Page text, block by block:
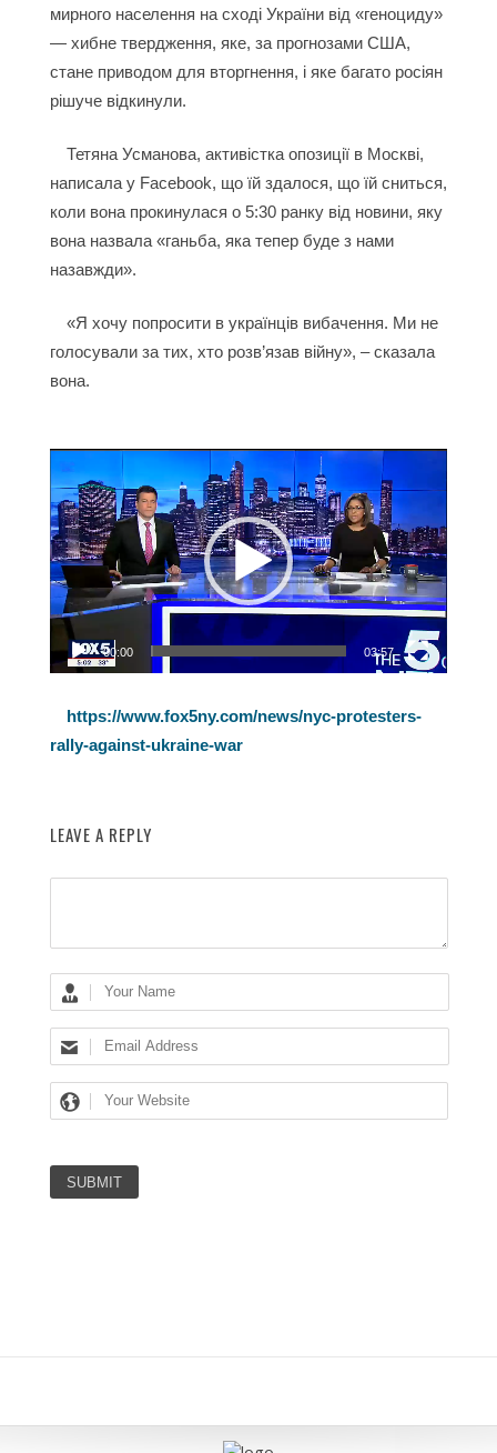
мирного населення на сході України від «геноциду»
— хибне твердження, яке, за прогнозами США,
стане приводом для вторгнення, і яке багато росіян
рішуче відкинули.
Тетяна Усманова, активістка опозиції в Москві,
написала у Facebook, що їй здалося, що їй сниться,
коли вона прокинулася о 5:30 ранку від новини, яку
вона назвала «ганьба, яка тепер буде з нами
назавжди».
«Я хочу попросити в українців вибачення. Ми не
голосували за тих, хто розв’язав війну», – сказала
вона.
Відеопрогравач
00:00 03:57
https://www.fox5ny.com/news/nyc-protesters-
rally-against-ukraine-war
LEAVE A REPLY